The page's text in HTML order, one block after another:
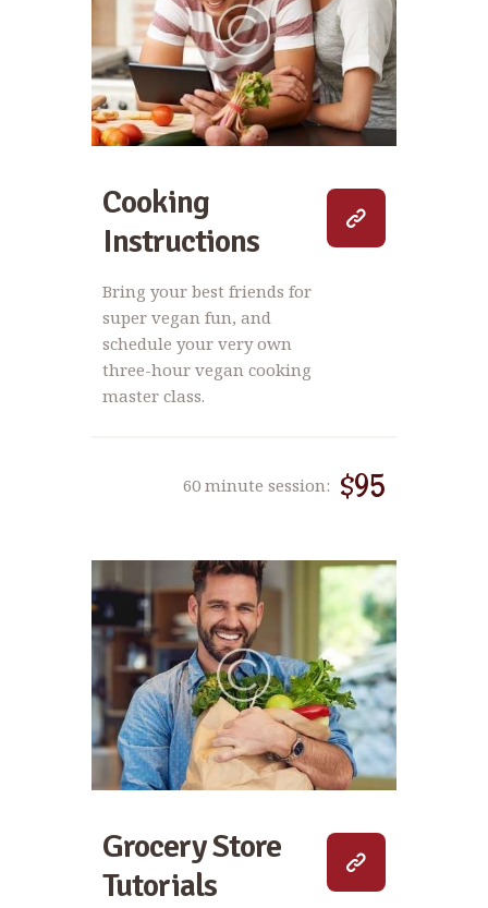
Cooking
Instructions
Bring your best friends for
super vegan fun, and
schedule your very own
three-hour vegan cooking
master class.
60 minute session: $95
Grocery Store
Tutorials